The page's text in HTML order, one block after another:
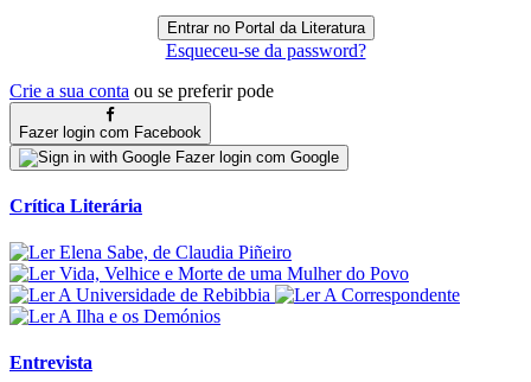
Esqueceu-se da password?
Crie a sua conta ou se preferir pode
Fazer login com Facebook
Fazer login com Google
Crítica Literária
Entrevista